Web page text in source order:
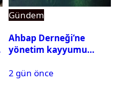
Gündem
Ahbap Derneği’ne
yönetim kayyumu
açıldı
2 gün önce